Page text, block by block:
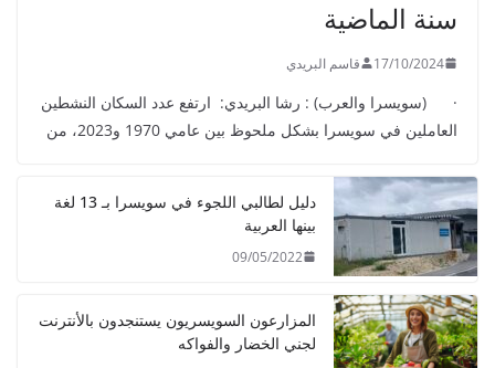
سنة الماضية
17/10/2024 قاسم البريدي
· (سويسرا والعرب) : رشا البريدي: ارتفع عدد السكان النشطين
العاملين في سويسرا بشكل ملحوظ بين عامي 1970 و2023، من
دليل لطالبي اللجوء في سويسرا بـ 13 لغة
بينها العربية
09/05/2022
المزارعون السويسريون يستنجدون بالأنترنت
لجني الخضار والفواكه